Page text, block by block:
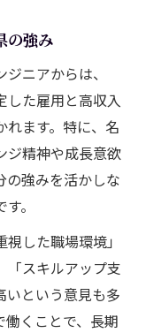
の強み
ニアからは、
した雇用と高収入
ます。特に、名
ジ精神や成長意欲
の強みを活かしな
。
した職場環境」
「スキルアップ支
いという意見も多
働くことで、長期